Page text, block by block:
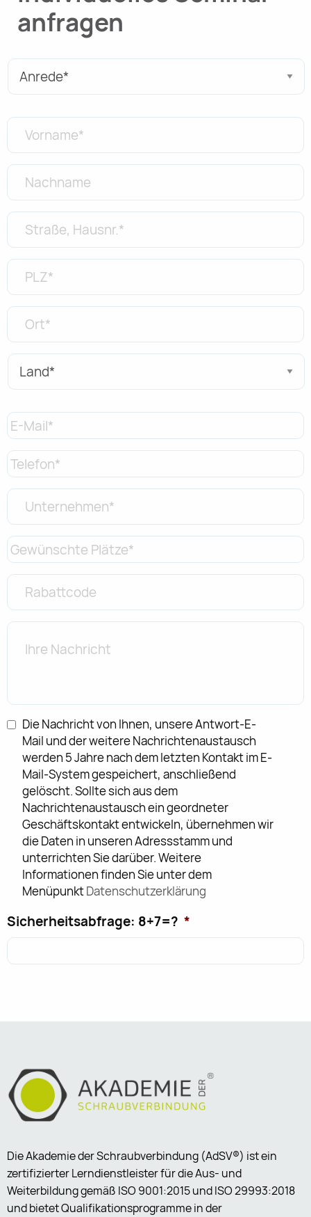
anfragen
Anrede
Vorname
Nachname
Straße,
Hausnr. *
PLZ
Ort
Land
E-
Mail *
Telefon
Unternehmen
Gewünschte
Plätze *
Rabattcode
Ihre
Nachricht
Datenschutz *
Die Nachricht von Ihnen, unsere Antwort-E-
Mail und der weitere Nachrichtenaustausch
werden 5 Jahre nach dem letzten Kontakt im E-
Mail-System gespeichert, anschließend
gelöscht. Sollte sich aus dem
Nachrichtenaustausch ein geordneter
Geschäftskontakt entwickeln, übernehmen wir
die Daten in unseren Adressstamm und
unterrichten Sie darüber. Weitere
Informationen finden Sie unter dem
MenüpunktDatenschutzerklärung
Sicherheitsabfrage: 8+7=? *
Die Akademie der Schraubverbindung (AdSV®) ist ein
zertifizierter Lerndienstleister für die Aus- und
Weiterbildung gemäß ISO 9001:2015 und ISO 29993:2018
und bietet Qualifikationsprogramme in der